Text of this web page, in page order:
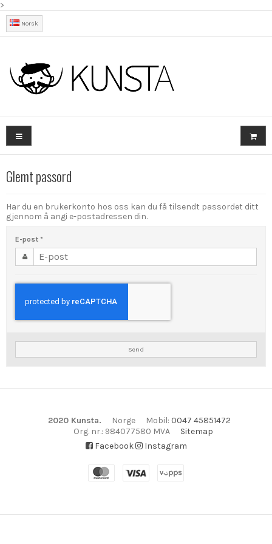
>
Norsk
Glemt passord
Har du en brukerkonto hos oss kan du få tilsendt passordet ditt
gjennom å angi e-postadressen din.
E-post *
Send
2020 Kunsta. Norge Mobil: 0047 45851472
Org. nr.: 984077580 MVA
Sitemap
Facebook
Instagram